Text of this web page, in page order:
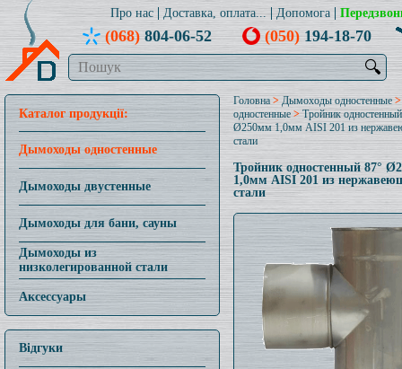
Про нас Доставка, оплата... Допомога
(068)804-06-52 (050)194-18-70
🔍
Каталог продукції:
Дымоходы одностенные
Дымоходы двустенные
Дымоходы для бани, сауны
Дымоходы из
низколегированной стали
Аксессуары
Відгуки
Головна > Дымоходы одностенные
одностенные >Тройник
Ø250мм 1,0мм AISI 201 из
стали
Тройник одностенный 87°
1,0мм AISI 201 из
стали